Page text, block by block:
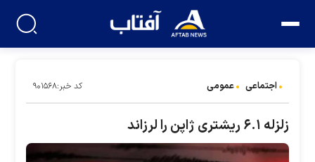
اجتماعی عمومی کد خبر:۹۰۱۵۶۸
زلزله ۶.۱ ریشتری ژاپن را لرزاند